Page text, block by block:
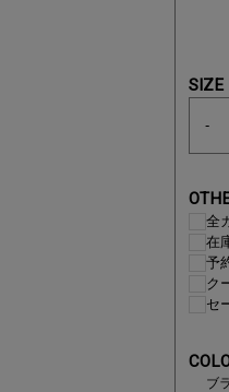
SIZE
全
在
予
ク
セ
ブ